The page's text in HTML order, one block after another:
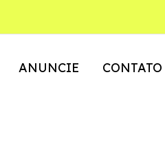
ANUNCIE CONTATO